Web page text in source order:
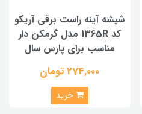
شیشه آینه راست برقی آریکو
کد 1365R مدل گرمکن دار
مناسب برای پارس سال
274,000 تومان
خرید